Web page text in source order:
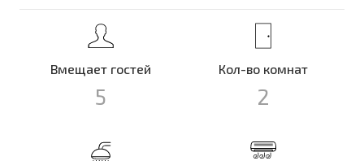
Вмещает гостей
5
Кол-во комнат
2